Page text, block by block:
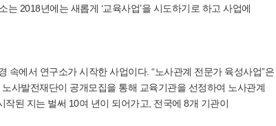
2018년에는 새롭게 ‘교육사업’을 시도하기로 하고 사업에
속에서 연구소가 시작한 사업이다. “노사관계 전문가 육성사업”은
사발전재단이 공개모집을 통해 교육기관을 선정하여 노사관계
된 지는 벌써 10여 년이 되어가고, 전국에 8개 기관이